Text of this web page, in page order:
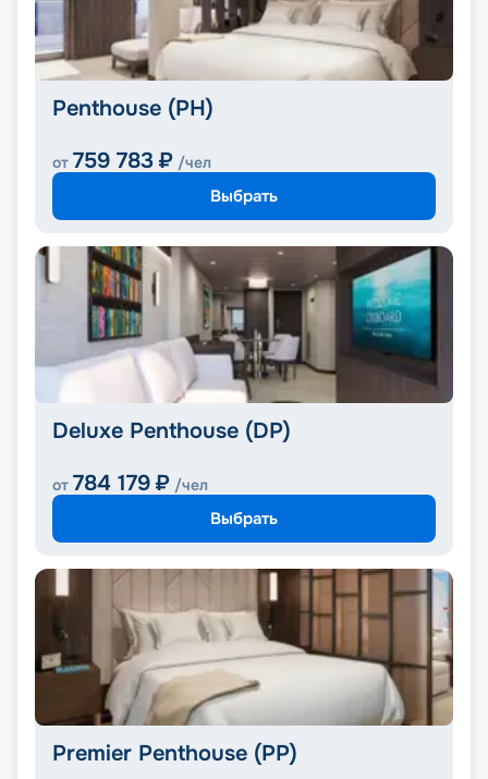
Penthouse (PH)
от 759 783 ₽ /чел
Выбрать
Deluxe Penthouse (DP)
от 784 179 ₽ /чел
Выбрать
Premier Penthouse (PP)